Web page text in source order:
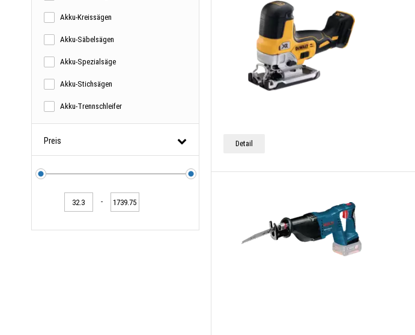
Akku-Kreissägen
Akku-Säbelsägen
Akku-Spezialsäge
Akku-Stichsägen
Akku-Trennschleifer
Preis
-
Detail